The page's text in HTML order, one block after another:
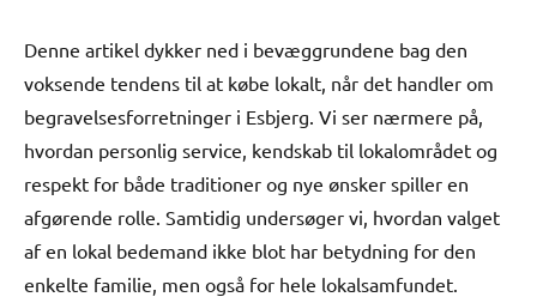
Denne artikel dykker ned i bevæggrundene bag den
voksende tendens til at købe lokalt, når det handler om
begravelsesforretninger i Esbjerg. Vi ser nærmere på,
hvordan personlig service, kendskab til lokalområdet og
respekt for både traditioner og nye ønsker spiller en
afgørende rolle. Samtidig undersøger vi, hvordan valget
af en lokal bedemand ikke blot har betydning for den
enkelte familie, men også for hele lokalsamfundet.